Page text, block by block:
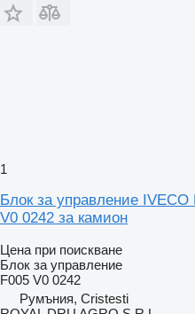
1
Блок за управление
V0 0242 за камион
Цена при поискване
Блок за управление
F005 V0 0242
Румъния, Cristesti